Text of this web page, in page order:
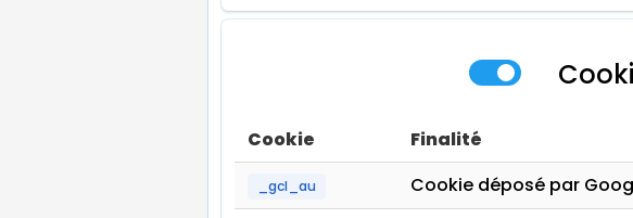
Cookie Finalité
_gcl_au Cookie déposé par